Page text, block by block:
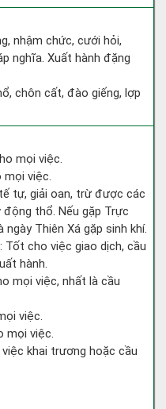
nhậm chức, cưới hỏi,
nghĩa. Xuất hành đặng
chôn cất, đào giếng, lợp
mọi việc.
mọi việc.
tự, giải oan, trừ được các
động thổ. Nếu gặp Trực
Thiên Xá gặp sinh khí.
Tốt cho việc giao dịch, cầu
hành.
mọi việc, nhất là cầu
việc.
mọi việc.
khai trương hoặc cầu